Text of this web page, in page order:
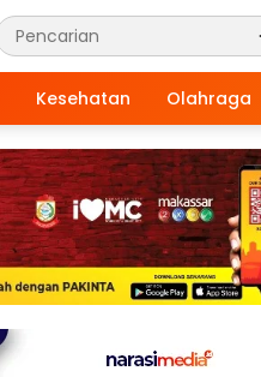
Kesehatan Olahraga